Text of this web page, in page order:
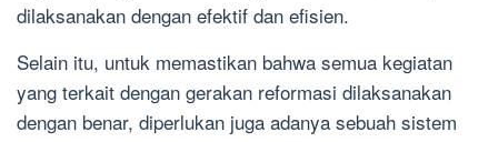
dilaksanakan dengan efektif dan efisien.
Selain itu, untuk memastikan bahwa semua kegiatan
yang terkait dengan gerakan reformasi dilaksanakan
dengan benar, diperlukan juga adanya sebuah sistem